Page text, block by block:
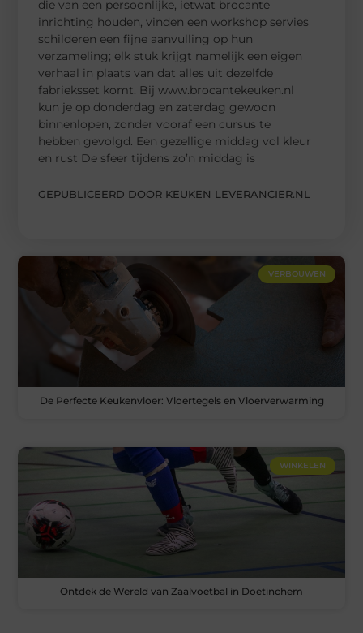
die van een persoonlijke, ietwat brocante
inrichting houden, vinden een workshop servies
schilderen een fijne aanvulling op hun
verzameling; elk stuk krijgt namelijk een eigen
verhaal in plaats van dat alles uit dezelfde
fabrieksset komt. Bij www.brocantekeuken.nl
kun je op donderdag en zaterdag gewoon
binnenlopen, zonder vooraf een cursus te
hebben gevolgd. Een gezellige middag vol kleur
en rust De sfeer tijdens zo’n middag is
GEPUBLICEERD DOOR KEUKEN LEVERANCIER.NL
VERBOUWEN
De Perfecte Keukenvloer: Vloertegels en Vloerverwarming
WINKELEN
Ontdek de Wereld van Zaalvoetbal in Doetinchem